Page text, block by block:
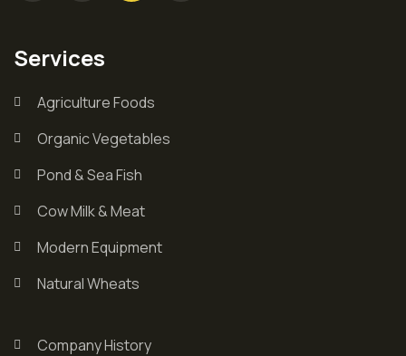
Services
Agriculture Foods
Organic Vegetables
Pond & Sea Fish
Cow Milk & Meat
Modern Equipment
Natural Wheats
Company History